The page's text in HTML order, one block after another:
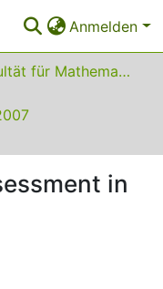
Anmelden
01 Fakultät für Mathematik
in